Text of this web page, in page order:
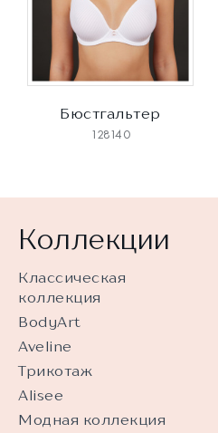
Бюстгальтер
128140
Коллекции
Классическая
коллекция
BodyArt
Aveline
Трикотаж
Alisee
Модная коллекция